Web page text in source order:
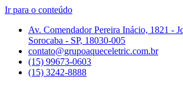
Ir para o conteúdo
Av. Comendador Pereira Inácio, 1821 -
Sorocaba - SP, 18030-005
contato@grupoaqueceletric.com.br
(15) 99673-0603
(15) 3242-8888